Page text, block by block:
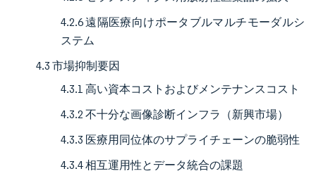
4.2.6 遠隔医療向けポータブルマルチモーダルシ
ステム
4.3 市場抑制要因
4.3.1 高い資本コストおよびメンテナンスコスト
4.3.2 不十分な画像診断インフラ（新興市場）
4.3.3 医療用同位体のサプライチェーンの脆弱性
4.3.4 相互運用性とデータ統合の課題